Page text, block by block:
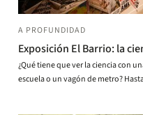
A PROFUNDIDAD
Exposición El Barrio: la
¿Qué tiene que ver la ciencia con
escuela o un vagón de metro?